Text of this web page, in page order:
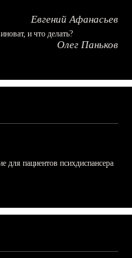
Евгений Афанасьев
и что делать?
Олег Паньков
для пациентов психдиспансера